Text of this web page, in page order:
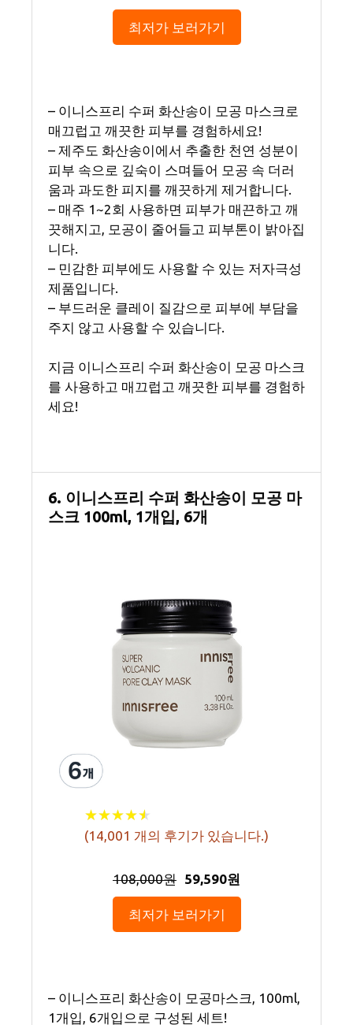
최저가 보러가기
– 이니스프리 수퍼 화산송이 모공 마스크로
매끄럽고 깨끗한 피부를 경험하세요!
– 제주도 화산송이에서 추출한 천연 성분이
피부 속으로 깊숙이 스며들어 모공 속 더러
움과 과도한 피지를 깨끗하게 제거합니다.
– 매주 1~2회 사용하면 피부가 매끈하고 깨
끗해지고, 모공이 줄어들고 피부톤이 밝아집
니다.
– 민감한 피부에도 사용할 수 있는 저자극성
제품입니다.
– 부드러운 클레이 질감으로 피부에 부담을
주지 않고 사용할 수 있습니다.
지금 이니스프리 수퍼 화산송이 모공 마스크
를 사용하고 매끄럽고 깨끗한 피부를 경험하
세요!
6. 이니스프리 수퍼 화산송이 모공 마
스크 100ml, 1개입, 6개
★★★★★
★★★★★
(14,001 개의 후기가 있습니다.)
108,000원 59,590원
최저가 보러가기
– 이니스프리 화산송이 모공마스크, 100ml,
1개입, 6개입으로 구성된 세트!